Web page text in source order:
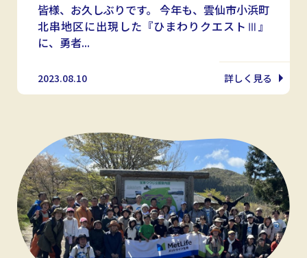
皆様、お久しぶりです。 今年も、雲仙市小浜町
北串地区に出現した『ひまわりクエストⅢ』
に、勇者...
2023.08.10 詳しく見る